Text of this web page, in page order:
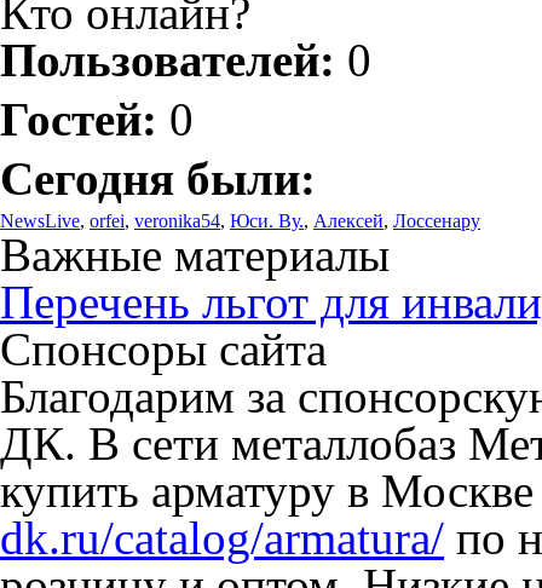
Кто онлайн?
Пользователей: 0
Гостей: 0
Сегодня были:
NewsLive, orfei, veronika54, Юси. Ву., Алексей, Лоссенару
Важные материалы
Перечень льгот для
Спонсоры сайта
Благодарим за
ДК. В сети металлобаз
купить арматуру в
dk.ru/catalog/armatura/ по